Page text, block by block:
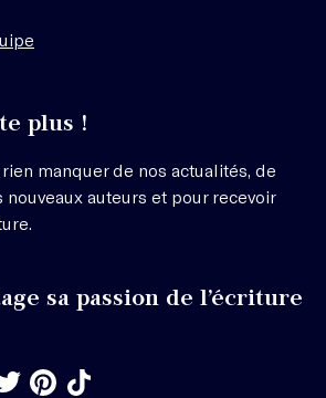
plus !
manquer de nos actualités, de
nouveaux auteurs et pour recevoir
sa passion de l’écriture